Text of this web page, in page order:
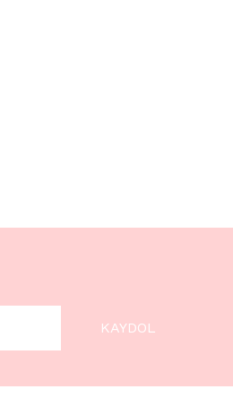
KAYDOL